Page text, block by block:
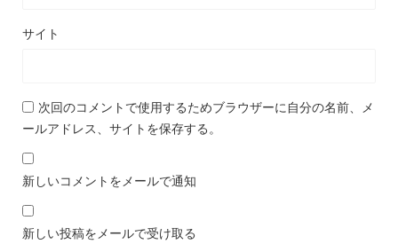
サイト
次回のコメントで使用するためブラウザーに自分の名前、メ
ールアドレス、サイトを保存する。
新しいコメントをメールで通知
新しい投稿をメールで受け取る